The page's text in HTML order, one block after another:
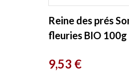
Reine des prés
fleuries BIO 100g
Prix
9,53 €